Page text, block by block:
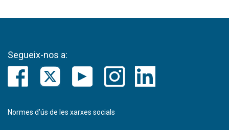
Segueix-nos a:
Normes d’ús de les xarxes socials